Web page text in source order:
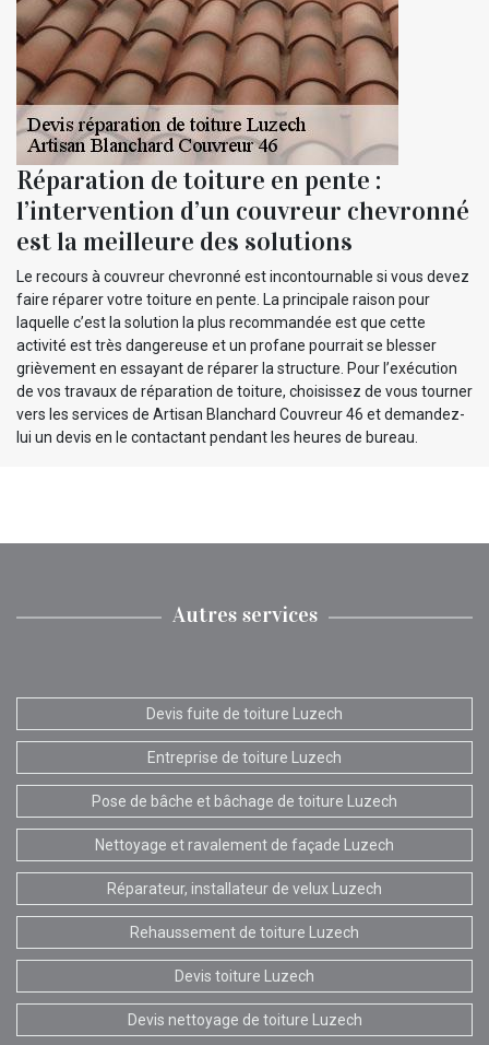
Réparation de toiture en pente :
l’intervention d’un couvreur chevronné
est la meilleure des solutions
Le recours à couvreur chevronné est incontournable si vous devez
faire réparer votre toiture en pente. La principale raison pour
laquelle c’est la solution la plus recommandée est que cette
activité est très dangereuse et un profane pourrait se blesser
grièvement en essayant de réparer la structure. Pour l’exécution
de vos travaux de réparation de toiture, choisissez de vous tourner
vers les services de Artisan Blanchard Couvreur 46 et demandez-
lui un devis en le contactant pendant les heures de bureau.
Autres services
Devis fuite de toiture Luzech
Entreprise de toiture Luzech
Pose de bâche et bâchage de toiture Luzech
Nettoyage et ravalement de façade Luzech
Réparateur, installateur de velux Luzech
Rehaussement de toiture Luzech
Devis toiture Luzech
Devis nettoyage de toiture Luzech